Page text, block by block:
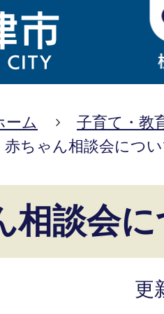
ーム
子育て・教
赤ちゃん相談会につ
相談会
更